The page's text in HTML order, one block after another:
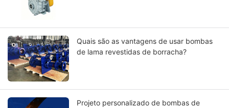
Quais são as vantagens de usar bombas
de lama revestidas de borracha?
Projeto personalizado de bombas de